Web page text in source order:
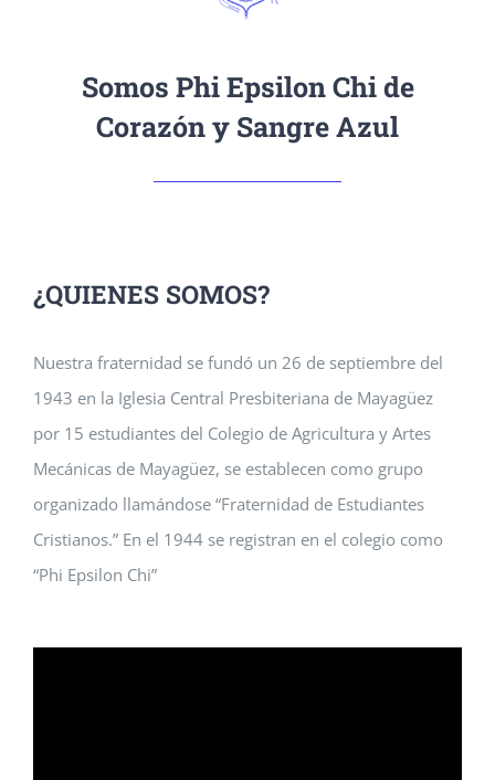
Somos Phi Epsilon Chi de
Corazón y Sangre Azul
¿QUIENES SOMOS?
Nuestra fraternidad se fundó un 26 de septiembre del
1943 en la Iglesia Central Presbiteriana de Mayagüez
por 15 estudiantes del Colegio de Agricultura y Artes
Mecánicas de Mayagüez, se establecen como grupo
organizado llamándose “Fraternidad de Estudiantes
Cristianos.” En el 1944 se registran en el colegio como
“Phi Epsilon Chi”